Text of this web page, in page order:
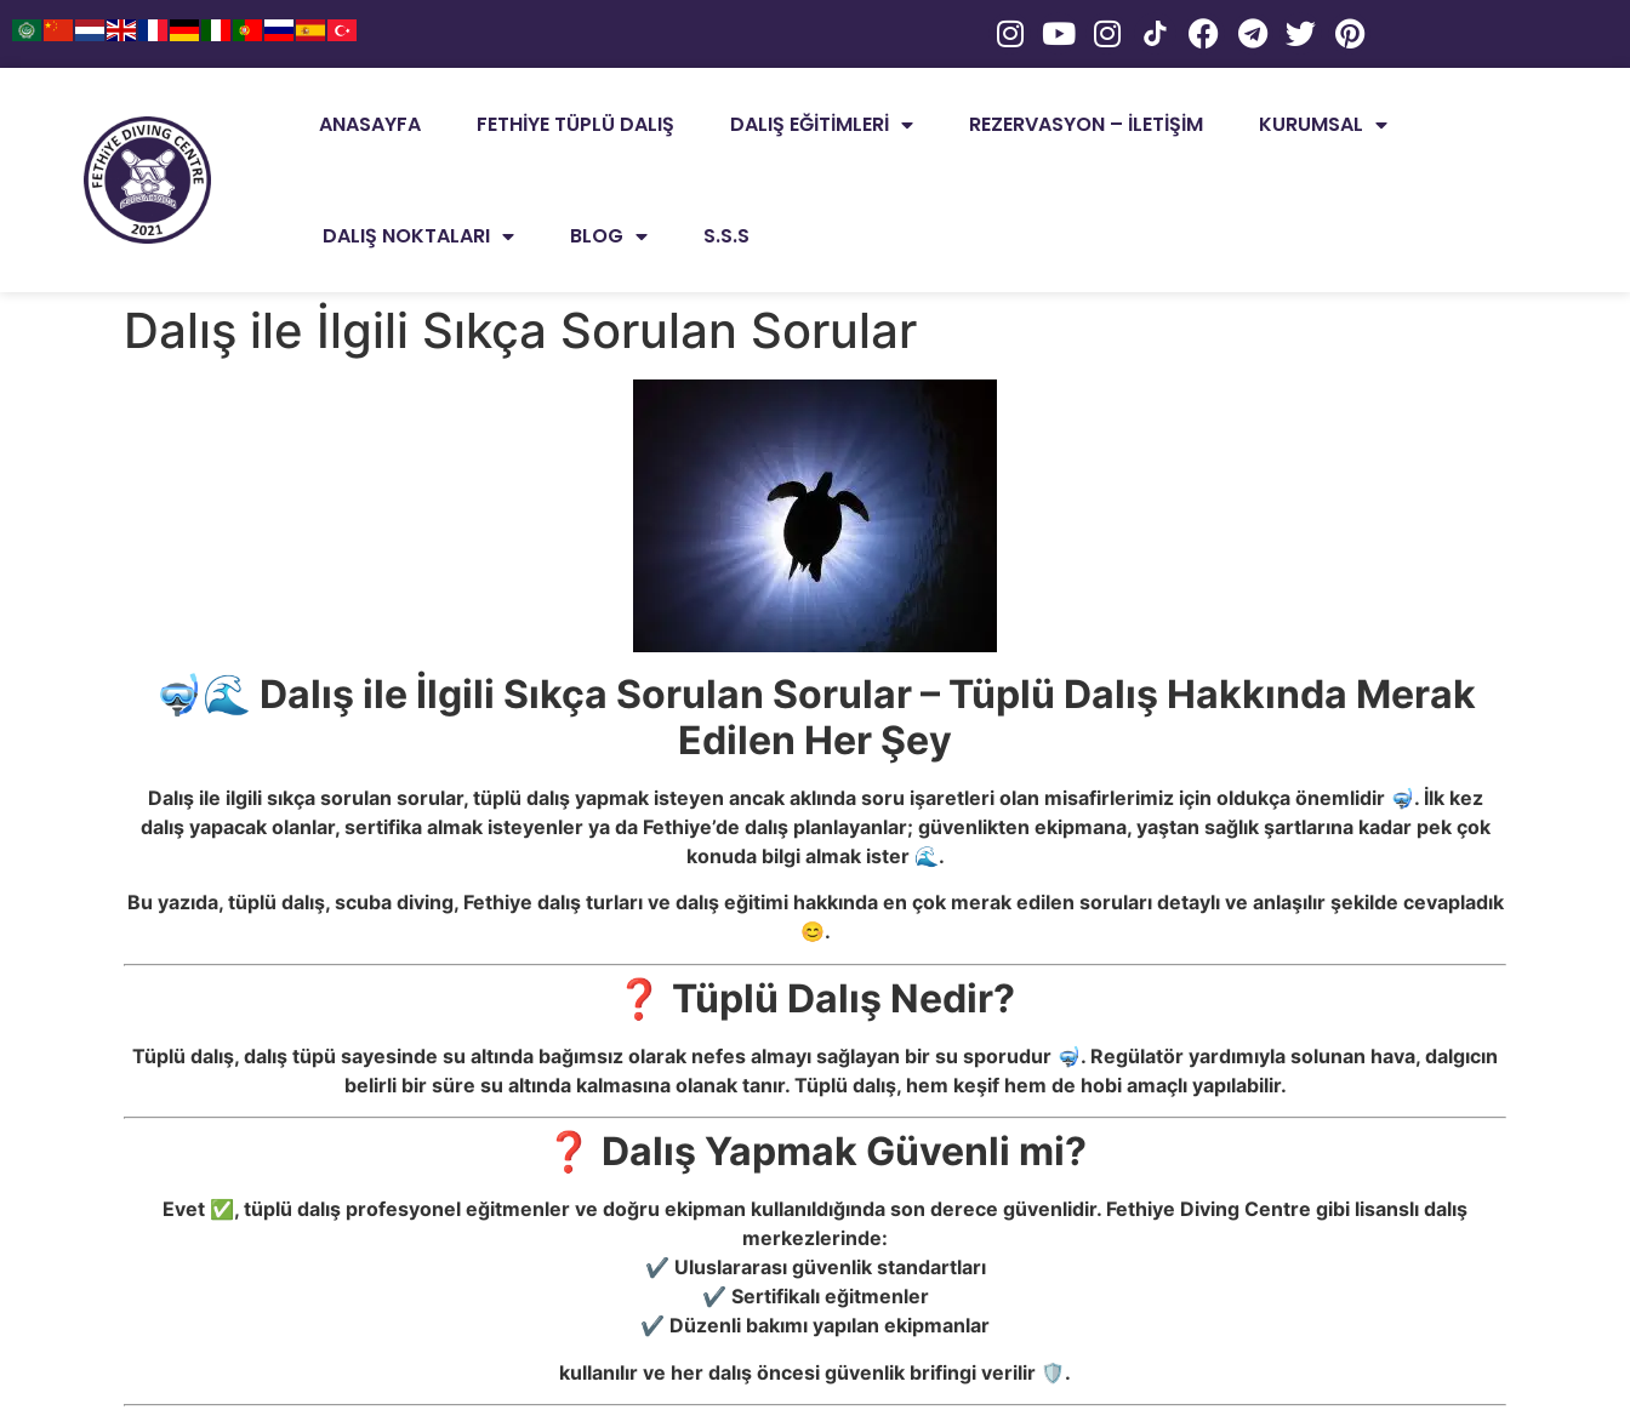
ANASAYFA FETHIYE TÜPLÜ DALIŞ DALIŞ EĞITIMLERI REZERVASYON – İLETİŞİM KURUMSAL
DALIŞ NOKTALARI BLOG S.S.S
Dalış ile İlgili Sıkça Sorulan Sorular
🤿🌊 Dalış ile İlgili Sıkça Sorulan Sorular – Tüplü Dalış Hakkında Merak
Edilen Her Şey
Dalış ile ilgili sıkça sorulan sorular, tüplü dalış yapmak isteyen ancak aklında soru işaretleri olan misafirlerimiz için oldukça önemlidir 🤿. İlk kez
dalış yapacak olanlar, sertifika almak isteyenler ya da Fethiye’de dalış planlayanlar; güvenlikten ekipmana, yaştan sağlık şartlarına kadar pek çok
konuda bilgi almak ister 🌊.
Bu yazıda, tüplü dalış, scuba diving, Fethiye dalış turları ve dalış eğitimi hakkında en çok merak edilen soruları detaylı ve anlaşılır şekilde cevapladık
😊.
❓ Tüplü Dalış Nedir?
Tüplü dalış, dalış tüpü sayesinde su altında bağımsız olarak nefes almayı sağlayan bir su sporudur 🤿. Regülatör yardımıyla solunan hava, dalgıcın
belirli bir süre su altında kalmasına olanak tanır. Tüplü dalış, hem keşif hem de hobi amaçlı yapılabilir.
❓ Dalış Yapmak Güvenli mi?
Evet ✅, tüplü dalış profesyonel eğitmenler ve doğru ekipman kullanıldığında son derece güvenlidir. Fethiye Diving Centre gibi lisanslı dalış
merkezlerinde:
✔ Uluslararası güvenlik standartları
✔ Sertifikalı eğitmenler
✔ Düzenli bakımı yapılan ekipmanlar
kullanılır ve her dalış öncesi güvenlik brifingi verilir 🛡️.